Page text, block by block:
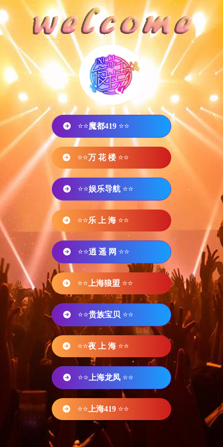
⭐⭐魔都419 ⭐⭐
⭐⭐万 花 楼 ⭐⭐
⭐⭐娱乐导航 ⭐⭐
⭐⭐乐 上 海 ⭐⭐
⭐⭐逍 遥 网 ⭐⭐
⭐⭐ 上海狼盟 ⭐⭐
⭐⭐贵族宝贝 ⭐⭐
⭐⭐夜 上 海 ⭐⭐
⭐⭐ 上海龙凤 ⭐⭐
⭐⭐ 上海419 ⭐⭐